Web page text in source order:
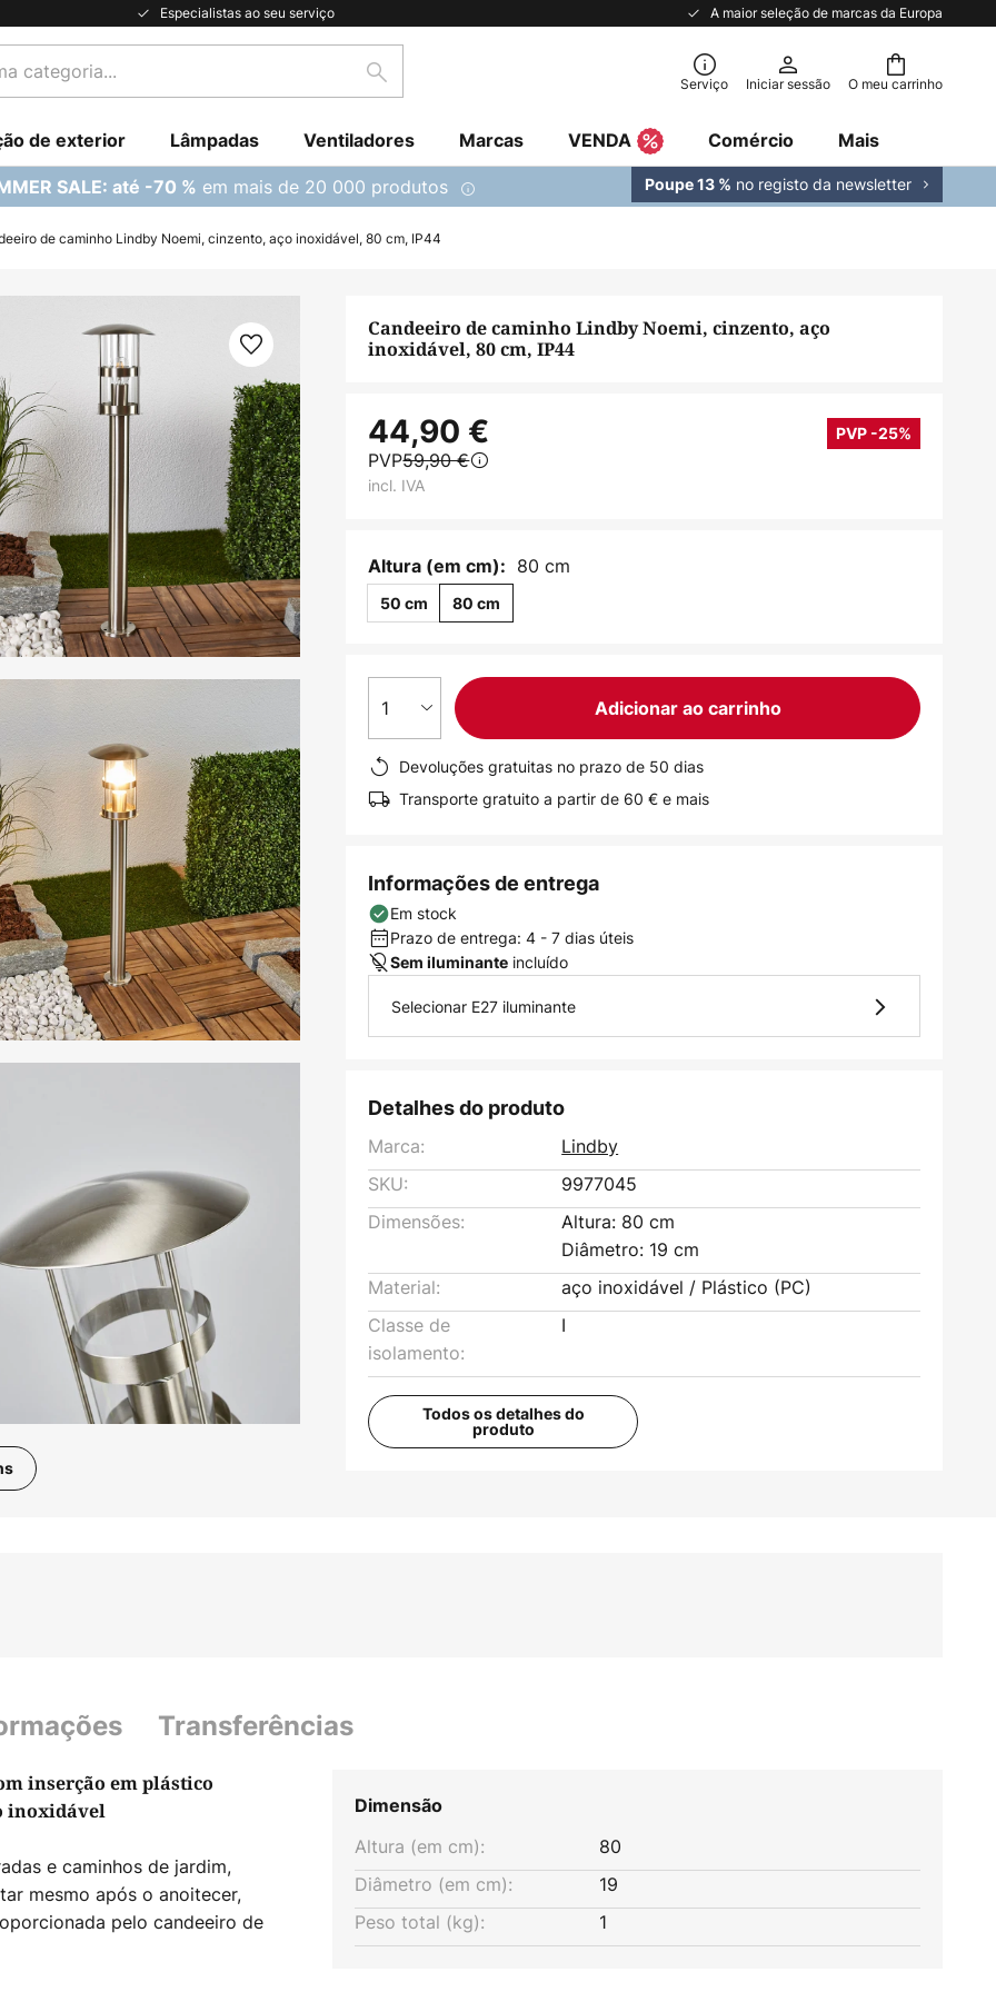
Especialistas ao seu serviço A maior seleção de marcas da Europa
O meu carrinho
Pesquisar Serviço Iniciar sessão
de exterior Lâmpadas Ventiladores Marcas VENDA Comércio Mais
SALE: até -70 % em mais de 20 000 produtos Poupe 13 % no registo da newsletter
de caminho Lindby Noemi, cinzento, aço inoxidável, 80 cm, IP44
Candeeiro de caminho Lindby Noemi, cinzento, aço
inoxidável, 80 cm, IP44
44,90 € PVP -25%
PVP59,90 €
incl. IVA
Altura (em cm): 80 cm
50 cm 80 cm
1 Adicionar ao carrinho
Devoluções gratuitas no prazo de 50 dias
Transporte gratuito a partir de 60 € e mais
Informações de entrega
Em stock
Prazo de entrega: 4 - 7 dias úteis
Sem iluminante incluído
Selecionar E27 iluminante
Detalhes do produto
Marca:
Lindby
SKU:
9977045
Dimensões:
Altura: 80 cm
Diâmetro: 19 cm
Material:
aço inoxidável / Plástico (PC)
Classe de
isolamento:
I
Todos os detalhes do
produto
Transferências
inserção em plástico
inoxidável
e caminhos de jardim,
mesmo após o anoitecer,
pelo candeeiro de
há praticamente limites na
Dimensão
Altura (em cm):
80
Diâmetro (em cm):
19
Peso total (kg):
1